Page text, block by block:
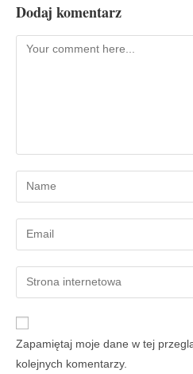
Dodaj komentarz
Zapamiętaj moje dane w tej
kolejnych komentarzy.